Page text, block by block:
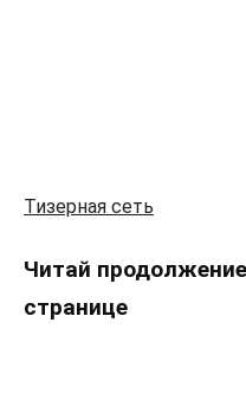
Тизерная сеть
Читай
странице